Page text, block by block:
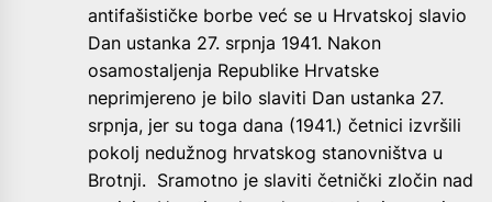
antifašističke borbe već se u Hrvatskoj slavio
Dan ustanka 27. srpnja 1941. Nakon
osamostaljenja Republike Hrvatske
neprimjereno je bilo slaviti Dan ustanka 27.
srpnja, jer su toga dana (1941.) četnici izvršili
pokolj nedužnog hrvatskog stanovništva u
Brotnji. Sramotno je slaviti četnički zločin nad